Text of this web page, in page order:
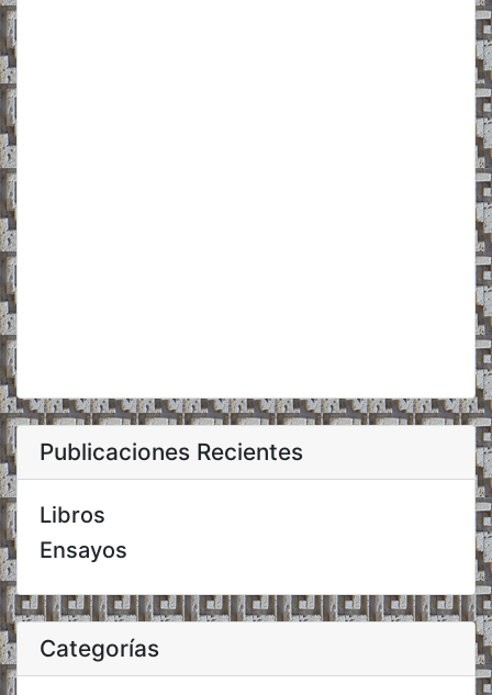
Publicaciones Recientes
Libros
Ensayos
Categorías